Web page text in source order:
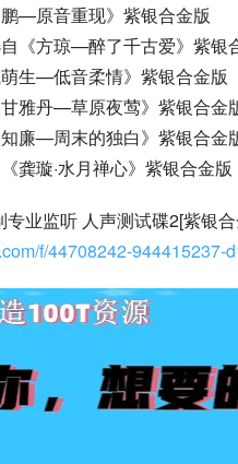
—原音重现》紫银合金版
《方琼—醉了千古爱》紫银
生—低音柔情》紫银合金版
雅丹—草原夜莺》紫银合金
廉—周末的独白》紫银合金
龚璇·水月禅心》紫银合金版
f/44708242-944415237-